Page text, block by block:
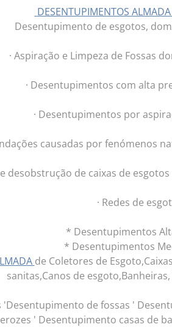
DESENTUPIMENTOS
Desentupimento de esgotos,
· Aspiração e Limpeza de Fossas
· Desentupimentos com alta
· Desentupimentos por
causadas por fenómenos
e desobstrução de caixas de
· Redes de
* Desentupimentos
* Desentupimentos
de Coletores de
sanitas,Canos de
de fossas '
' Desentupimento casas de